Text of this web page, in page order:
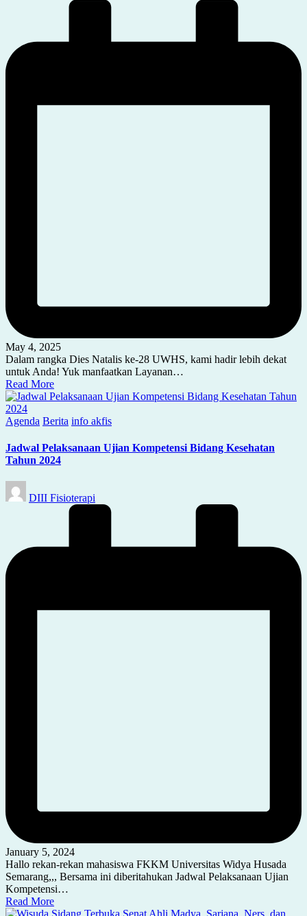
May 4, 2025
Dalam rangka Dies Natalis ke-28 UWHS, kami hadir lebih dekat
untuk Anda! Yuk manfaatkan Layanan…
Read More
Posted
Agenda Berita info akfis
Jadwal Pelaksanaan Ujian Kompetensi Bidang Kesehatan
Tahun 2024
Posted
by
DIII Fisioterapi
January 5, 2024
Hallo rekan-rekan mahasiswa FKKM Universitas Widya Husada
Semarang,,, Bersama ini diberitahukan Jadwal Pelaksanaan Ujian
Kompetensi…
Read More